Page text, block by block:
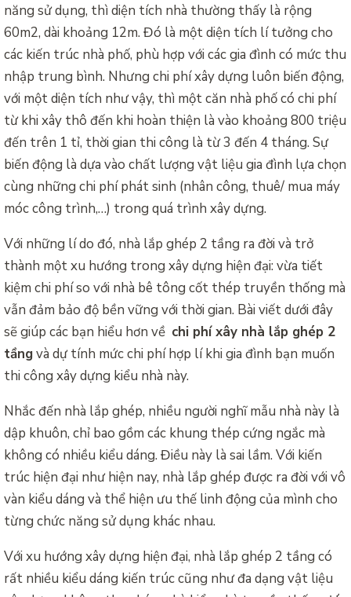
năng sử dụng, thì diện tích nhà thường thấy là rộng
60m2, dài khoảng 12m. Đó là một diện tích lí tưởng cho
các kiến trúc nhà phố, phù hợp với các gia đình có mức thu
nhập trung bình. Nhưng chi phí xây dựng luôn biến động,
với một diện tích như vậy, thì một căn nhà phố có chi phí
từ khi xây thô đến khi hoàn thiện là vào khoảng 800 triệu
đến trên 1 tỉ, thời gian thi công là từ 3 đến 4 tháng. Sự
biến động là dựa vào chất lượng vật liệu gia đình lựa chọn
cùng những chi phí phát sinh (nhân công, thuê/ mua máy
móc công trình,…) trong quá trình xây dựng.
Với những lí do đó, nhà lắp ghép 2 tầng ra đời và trở
thành một xu hướng trong xây dựng hiện đại: vừa tiết
kiệm chi phí so với nhà bê tông cốt thép truyền thống mà
vẫn đảm bảo độ bền vững với thời gian. Bài viết dưới đây
sẽ giúp các bạn hiểu hơn về chi phí xây nhà lắp ghép 2
tầngvà dự tính mức chi phí hợp lí khi gia đình bạn muốn
thi công xây dựng kiểu nhà này.
Nhắc đến nhà lắp ghép, nhiều người nghĩ mẫu nhà này là
dập khuôn, chỉ bao gồm các khung thép cứng ngắc mà
không có nhiều kiểu dáng. Điều này là sai lầm. Với kiến
trúc hiện đại như hiện nay, nhà lắp ghép được ra đời với vô
vàn kiểu dáng và thể hiện ưu thế linh động của mình cho
từng chức năng sử dụng khác nhau.
Với xu hướng xây dựng hiện đại, nhà lắp ghép 2 tầng có
rất nhiều kiểu dáng kiến trúc cũng như đa dạng vật liệu